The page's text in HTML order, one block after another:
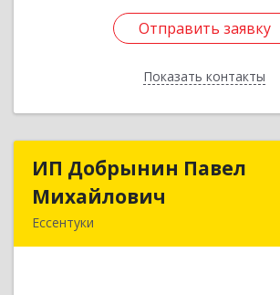
Отправить заявку
Показать контакты
Отправить заявку
Назад
ИП Добрынин Павел
Михайлович
Ессентуки
ИП